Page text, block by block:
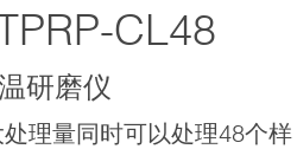
CL48
研磨仪
理量同时可以处理48个样